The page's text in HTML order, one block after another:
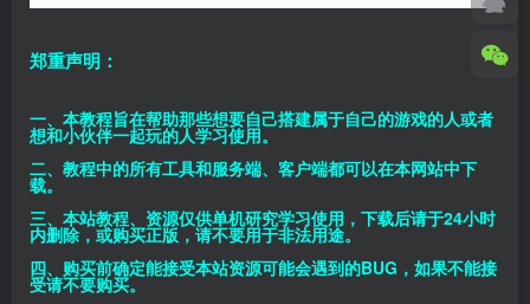
郑重声明：
一、本教程旨在帮助那些想要自己搭建属于自己的游戏的人或者
想和小伙伴一起玩的人学习使用。
二、教程中的所有工具和服务端、客户端都可以在本网站中下
载。
三、本站教程、资源仅供单机研究学习使用，下载后请于24小时
内删除，或购买正版，请不要用于非法用途。
四、购买前确定能接受本站资源可能会遇到的BUG，如果不能接
受请不要购买。